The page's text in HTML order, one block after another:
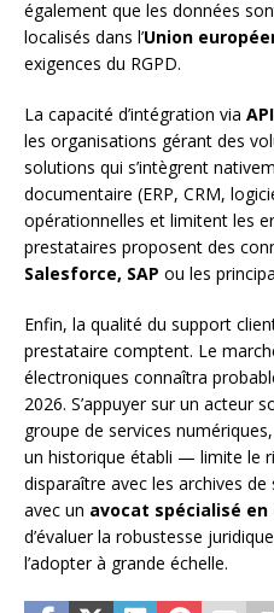
également que les données
localisés dans l’Union
exigences du RGPD.
La capacité d’intégration via API
les organisations gérant des
solutions qui s’intègrent
documentaire (ERP, CRM,
opérationnelles et limitent les
prestataires proposent des
Salesforce, SAP ou les
Enfin, la qualité du support
prestataire comptent. Le
électroniques connaîtra
2026. S’appuyer sur un acteur
groupe de services
un historique établi — limite le
disparaître avec les archives
avec un avocat spécialisé
d’évaluer la robustesse
l’adopter à grande échelle.